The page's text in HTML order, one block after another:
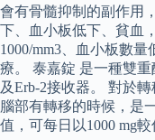
會有骨髓抑制的副作用
下、血小板低下、貧血
1000/mm3、血小板數
療。 泰嘉錠 是一種雙
及Erb-2接收器。 對於
腦部有轉移的時候，是
值，可每日以1000 mg